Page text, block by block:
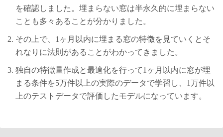
を確認しました。埋まらない窓は半永久的に埋まらない
ことも多々あることが分かりました。
その上で、1ヶ月以内に埋まる窓の特徴を見ていくとそ
れなりに法則があることがわかってきました。
独自の特徴量作成と最適化を行って1ヶ月以内に窓が埋
まる条件を5万件以上の実際のデータで学習し、1万件以
上のテストデータで評価したモデルになっています。